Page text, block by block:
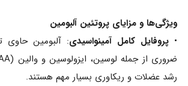
ویژگی‌ها و مزایای پروتئین آلبومین
• پروفایل کامل آمینواسیدی: آلبومین حاوی
رشد عضلات و ریکاوری بسیار مهم هستند.